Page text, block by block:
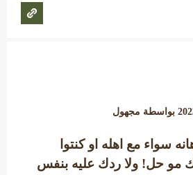
بواسطة مجهول
سواء مع اهله او كنتوا
مو حل! ولا ردك عليه بنفس